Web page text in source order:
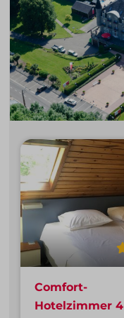
Comfort-
Hotelzimmer 4